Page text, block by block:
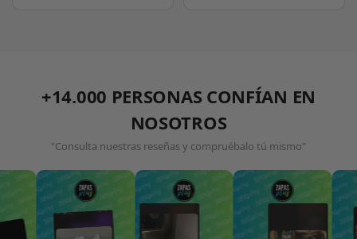
+14.000 PERSONAS CONFÍAN EN
NOSOTROS
"Consulta nuestras reseñas y compruébalo tú mismo"